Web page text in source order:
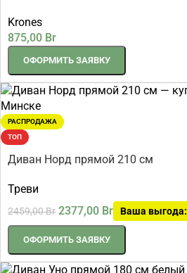
Krones
875,00 Br
ОФОРМИТЬ ЗАЯВКУ
РАСПРОДАЖА
ТОП
Диван Норд прямой 210 см
Треви
2459,00Br 2377,00 Br Ваша выгода:
ОФОРМИТЬ ЗАЯВКУ